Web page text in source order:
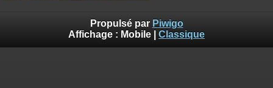
Propulsé par Piwigo
Affichage : Mobile Classique